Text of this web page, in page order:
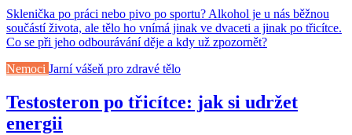
Sklenička po práci nebo pivo po sportu? Alkohol je u nás běžnou
součástí života, ale tělo ho vnímá jinak ve dvaceti a jinak po třicítce.
Co se při jeho odbourávání děje a kdy už zpozornět?
Nemoci Jarní vášeň pro zdravé tělo
Testosteron po třicítce: jak si udržet
energii